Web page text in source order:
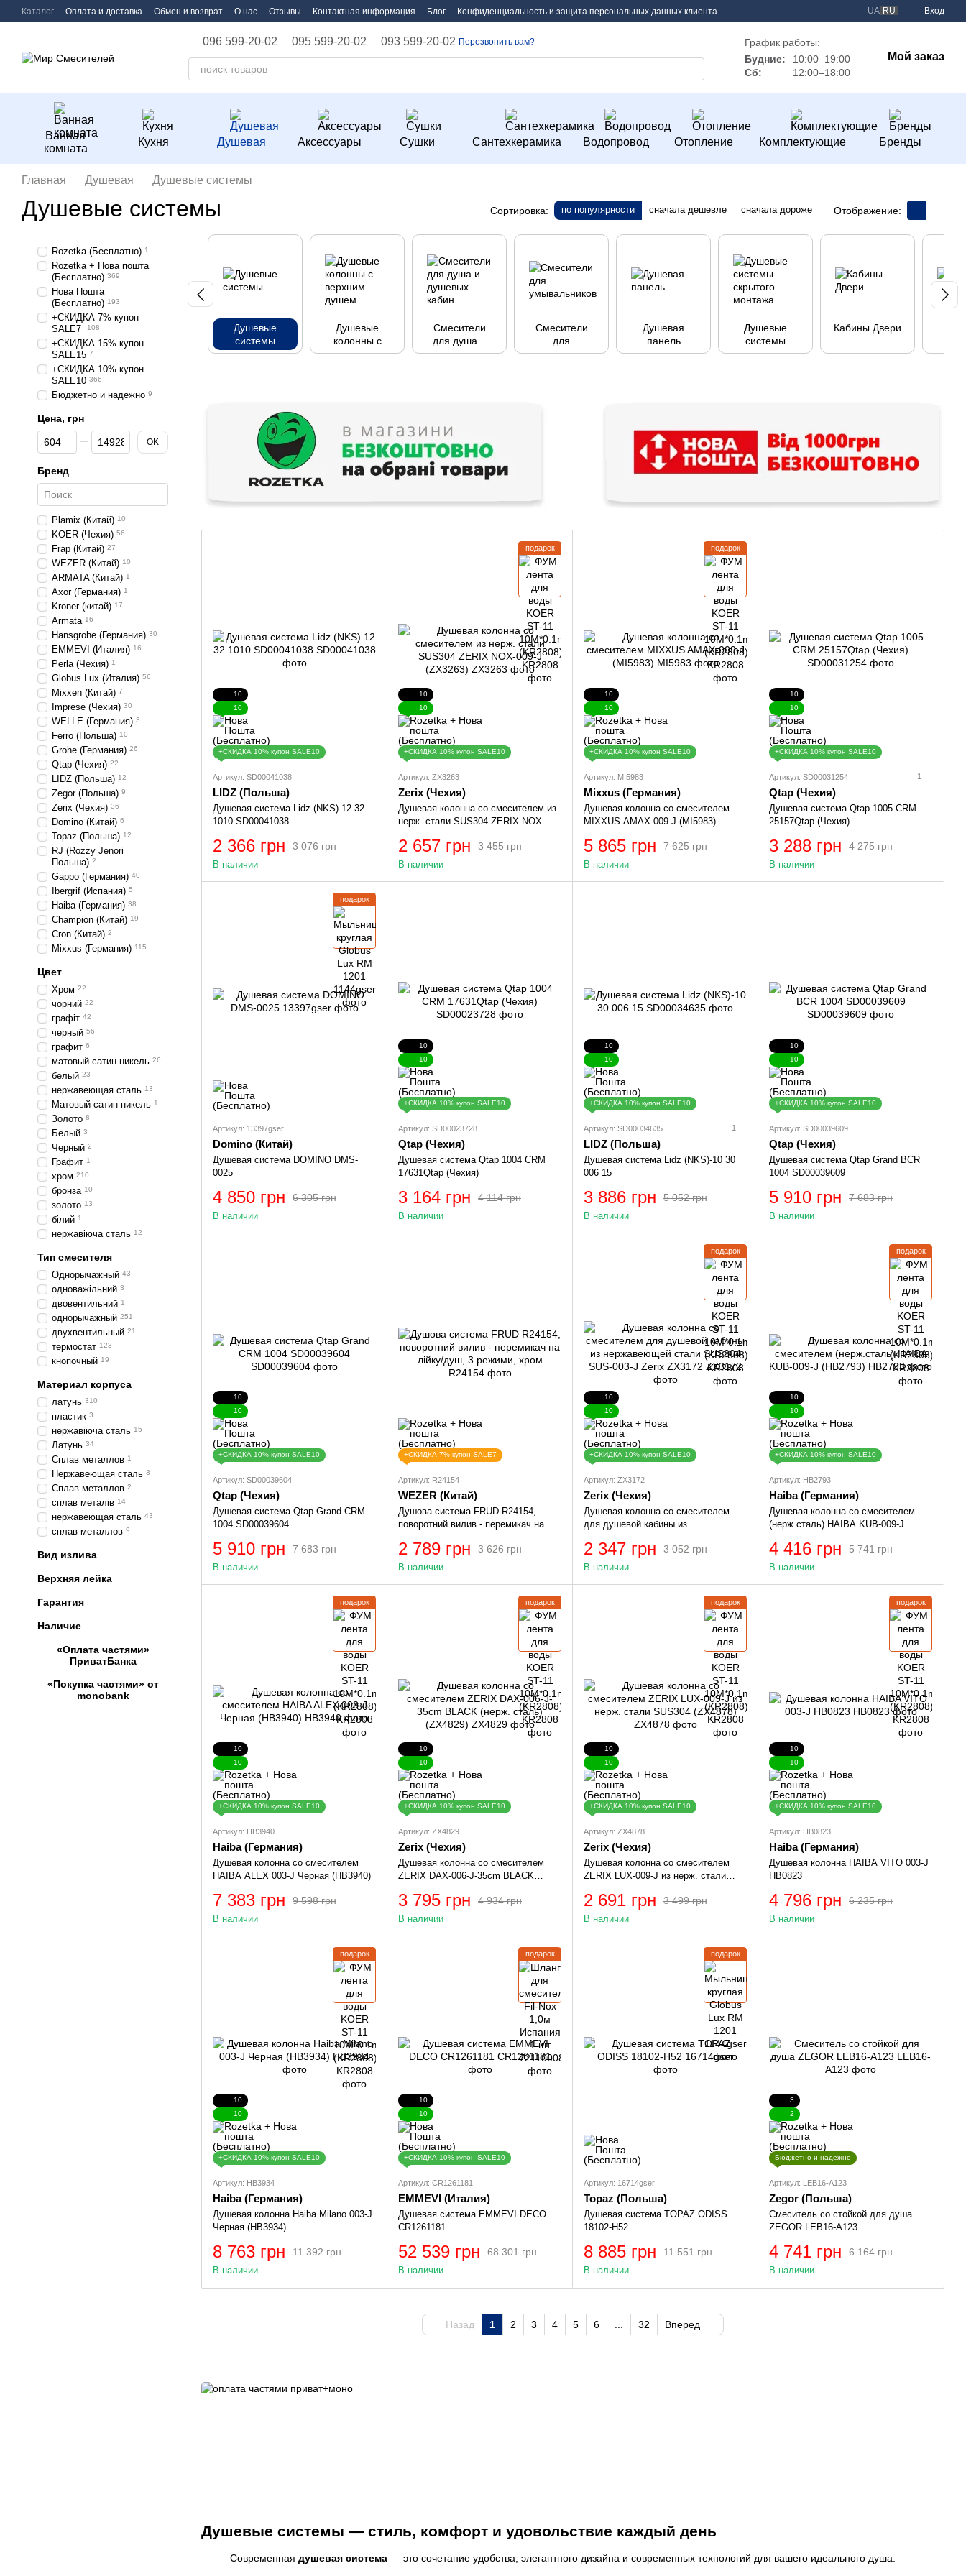
Перейти к основному контенту
Каталог Оплата и доставка Обмен и возврат О нас Отзывы Контактная информация Блог Конфиденциальность и защита персональных данных клиента UA RU Вход
096 599-20-02 095 599-20-02 093 599-20-02 Перезвонить вам?
График работы:
Будние:
10:00–19:00
Сб:
12:00–18:00
Мой заказ
Ванная
комната
Кухня Душевая Аксессуары Сушки Сантехкерамика Водопровод Отопление Комплектующие Бренды
Главная Душевая Душевые системы
Душевые системы Сортировка: по популярности сначала дешевле сначала дороже Отображение:
Душевые
системы
Душевые
колонны с
верхним
Смесители
для душа и
душевых
Смесители
для
умывальников
Душевая
панель
Душевые
системы
скрытого
Кабины Двери
Душевые системы — стиль, комфорт и удовольствие каждый день
Современная душевая система — это сочетание удобства, элегантного дизайна и современных технологий для вашего идеального душа.
10
10
+СКИДКА 10% купон SALE10
Артикул: SD00041038
LIDZ (Польша)
Душевая система Lidz (NKS) 12 32
1010 SD00041038
3 076 грн
2 366 грн
В наличии
подарок
10
10
+СКИДКА 10% купон SALE10
Артикул: ZX3263
Zerix (Чехия)
Душевая колонна со смесителем из
нерж. стали SUS304 ZERIX NOX-
3 455 грн
2 657 грн
В наличии
подарок
10
10
+СКИДКА 10% купон SALE10
Артикул: MI5983
Mixxus (Германия)
Душевая колонна со смесителем
MIXXUS AMAX-009-J (MI5983)
7 625 грн
5 865 грн
В наличии
10
10
+СКИДКА 10% купон SALE10
Артикул: SD00031254 1
Qtap (Чехия)
Душевая система Qtap 1005 CRM
25157Qtap (Чехия)
4 275 грн
3 288 грн
В наличии
подарок
Артикул: 13397gser
Domino (Китай)
Душевая система DOMINO DMS-
0025
6 305 грн
4 850 грн
В наличии
10
10
+СКИДКА 10% купон SALE10
Артикул: SD00023728
Qtap (Чехия)
Душевая cистема Qtap 1004 CRM
17631Qtap (Чехия)
4 114 грн
3 164 грн
В наличии
10
10
+СКИДКА 10% купон SALE10
Артикул: SD00034635 1
LIDZ (Польша)
Душевая система Lidz (NKS)-10 30
006 15
5 052 грн
3 886 грн
В наличии
10
10
+СКИДКА 10% купон SALE10
Артикул: SD00039609
Qtap (Чехия)
Душевая система Qtap Grand BCR
1004 SD00039609
7 683 грн
5 910 грн
В наличии
10
10
+СКИДКА 10% купон SALE10
Артикул: SD00039604
Qtap (Чехия)
Душевая система Qtap Grand CRM
1004 SD00039604
7 683 грн
5 910 грн
В наличии
+СКИДКА 7% купон SALE7
Артикул: R24154
WEZER (Китай)
Душова система FRUD R24154,
поворотний вилив - перемикач на
3 626 грн
2 789 грн
В наличии
подарок
10
10
+СКИДКА 10% купон SALE10
Артикул: ZX3172
Zerix (Чехия)
Душевая колонна со смесителем
для душевой кабины из
003-J Zerix ZX31723 052 грн
2 347 грн
В наличии
подарок
10
10
+СКИДКА 10% купон SALE10
Артикул: HB2793
Haiba (Германия)
Душевая колонна со смесителем
(нерж.сталь) HAIBA KUB-009-J
5 741 грн
4 416 грн
В наличии
подарок
10
10
+СКИДКА 10% купон SALE10
Артикул: HB3940
Haiba (Германия)
Душевая колонна со смесителем
HAIBA ALEX 003-J Черная (HB3940)
9 598 грн
7 383 грн
В наличии
подарок
10
10
+СКИДКА 10% купон SALE10
Артикул: ZX4829
Zerix (Чехия)
Душевая колонна со смесителем
ZERIX DAX-006-J-35cm BLACK
4 934 грн
3 795 грн
В наличии
подарок
10
10
+СКИДКА 10% купон SALE10
Артикул: ZX4878
Zerix (Чехия)
Душевая колонна со смесителем
ZERIX LUX-009-J из нерж. стали
3 499 грн
2 691 грн
В наличии
подарок
10
10
+СКИДКА 10% купон SALE10
Артикул: HB0823
Haiba (Германия)
Душевая колонна HAIBA VITO 003-J
HB0823
6 235 грн
4 796 грн
В наличии
подарок
10
10
+СКИДКА 10% купон SALE10
Артикул: HB3934
Haiba (Германия)
Душевая колонна Haiba Milano 003-J
Черная (HB3934)
11 392 грн
8 763 грн
В наличии
подарок
10
10
+СКИДКА 10% купон SALE10
Артикул: CR1261181
EMMEVI (Италия)
Душевая система EMMEVI DECO
CR1261181
68 301 грн
52 539 грн
В наличии
подарок
Артикул: 16714gser
Topaz (Польша)
Душевая система TOPAZ ODISS
18102-H52
11 551 грн
8 885 грн
В наличии
3
2
Бюджетно и надежно
Артикул: LEB16-A123
Zegor (Польша)
Смеситель со стойкой для душа
ZEGOR LEB16-A123
6 164 грн
4 741 грн
В наличии
Назад 1 2 3 4 5 6 ... 32 Вперед
Rozetka (Бесплатно) 1
Rozetka + Нова пошта
(Бесплатно) 369
Нова Пошта
(Бесплатно) 193
+СКИДКА 7% купон
SALE7
108
+СКИДКА 15% купон
SALE15 7
+СКИДКА 10% купон
SALE10 366
Бюджетно и надежно 9
Цена, грн
От Цена, грн
До Цена, грн OK
Бренд
Plamix (Китай) 10
KOER (Чехия) 56
Frap (Китай) 27
WEZER (Китай) 10
ARMATA (Китай) 1
Axor (Германия) 1
Kroner (китай) 17
Armata 16
Hansgrohe (Германия) 30
EMMEVI (Италия) 16
Perla (Чехия) 1
Globus Lux (Италия) 56
Mixxen (Китай) 7
Imprese (Чехия) 30
WELLE (Германия) 3
Ferro (Польша) 10
Grohe (Германия) 26
Qtap (Чехия) 22
LIDZ (Польша) 12
Zegor (Польша) 9
Zerix (Чехия) 36
Domino (Китай) 6
Topaz (Польша) 12
RJ (Rozzy Jenori
Польша) 2
Gappo (Германия) 40
Ibergrif (Испания) 5
Haiba (Германия) 38
Champion (Китай) 19
Cron (Китай) 2
Mixxus (Германия) 115
Цвет
Хром 22
чорний 22
графіт 42
черный 56
графит 6
матовый сатин никель 26
белый 23
нержавеющая сталь 13
Матовый сатин никель 1
Золото 8
Белый 3
Черный 2
Графит 1
хром 210
бронза 10
золото 13
білий 1
нержавіюча сталь 12
Тип смесителя
Однорычажный 43
одноважільний 3
двовентильний 1
однорычажный 251
двухвентильный 21
термостат 123
кнопочный 19
Материал корпуса
латунь 310
пластик 3
нержавіюча сталь 15
Латунь 34
Cплав металлов 1
Нержавеющая сталь 3
Сплав металлов 2
сплав металів 14
нержавеющая сталь 43
сплав металлов 9
Вид излива
Верхняя лейка
Гарантия
Наличие
«Оплата частями»
ПриватБанка
«Покупка частями» от
monobank